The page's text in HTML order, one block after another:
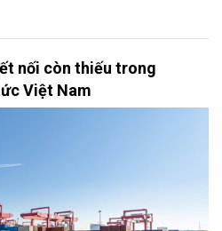
nối còn thiếu trong
Việt Nam